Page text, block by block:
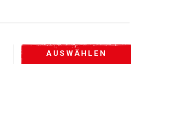
AUSWÄHLEN